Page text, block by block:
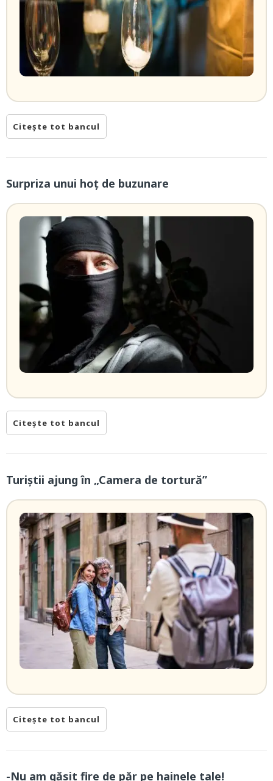
Citește tot bancul
Surpriza unui hoţ de buzunare
Citește tot bancul
Turiștii ajung în „Camera de tortură”
Citește tot bancul
-Nu am găsit fire de păr pe hainele tale!